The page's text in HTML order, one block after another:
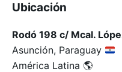
Ubicación
Rodó 198 c/ Mcal.
Asunción, Paraguay
América Latina 🌎